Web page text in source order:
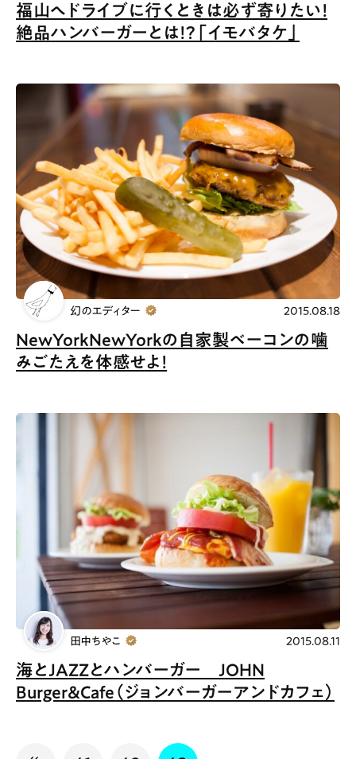
福山へドライブに行くときは必ず寄りたい！
絶品ハンバーガーとは！？「イモバタケ」
NewYorkNewYorkの自家製ベーコンの噛
みごたえを体感せよ！
幻のエディター 2015.08.18
海とJAZZとハンバーガー JOHN
Burger&Cafe（ジョンバーガーアンドカフェ）
田中ちやこ 2015.08.11